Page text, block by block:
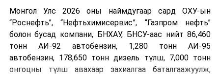
Монгол Улс 2026 оны наймдугаар сард ОХУ-ын
“Роснефть”, “Нефтьхимисервис”, “Газпром нефть”
болон бусад компани, БНХАУ, БНСУ-аас нийт 86,460
тонн АИ-92 автобензин, 1,280 тонн АИ-95
автобензин, 178,650 тонн дизель түлш, 7,000 тонн
онгоцны түлш авахаар захиалгаа баталгаажуулж,